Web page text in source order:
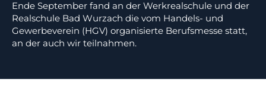
Ende September fand an der Werkrealschule und der
Realschule Bad Wurzach die vom Handels- und
Gewerbeverein (HGV) organisierte Berufsmesse statt,
an der auch wir teilnahmen.